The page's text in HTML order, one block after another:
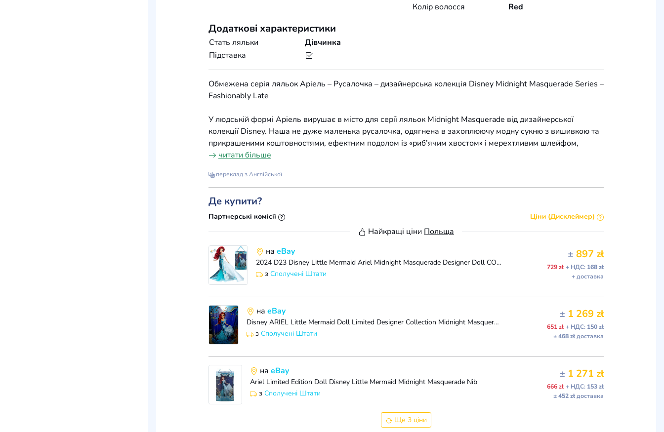
Колір волосся
Red
Додаткові характеристики
Стать ляльки
Дівчинка
Підставка
Обмежена серія ляльок Аріель – Русалочка – дизайнерська колекція Disney Midnight Masquerade Series –
Fashionably Late
У людській формі Аріель вирушає в місто для серії ляльок Midnight Masquerade від дизайнерської
колекції Disney. Наша не дуже маленька русалочка, одягнена в захоплюючу модну сукню з вишивкою та
прикрашеними коштовностями, ефектним подолом із «риб’ячим хвостом» і мерехтливим шлейфом,
читати більше
переклад з Англійської
Де купити?
Партнерські комісії Ціни (Дисклеймер)
Найкращі ціни Польща
на eBay
2024 D23 Disney Little Mermaid Ariel Midnight Masquerade Designer Doll CONFIRMED
з Сполучені Штати
± 897 zł
729 zł + НДС: 168 zł
+ доставка
на eBay
Disney ARIEL Little Mermaid Doll Limited Designer Collection Midnight Masquerade
з Сполучені Штати
± 1 269 zł
651 zł + НДС: 150 zł
± 468 złдоставка
на eBay
Ariel Limited Edition Doll Disney Little Mermaid Midnight Masquerade Nib
з Сполучені Штати
± 1 271 zł
666 zł + НДС: 153 zł
± 452 złдоставка
Ще 3 ціни